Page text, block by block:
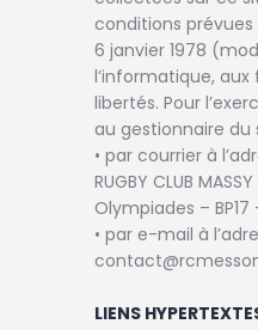
conditions prévues
6 janvier 1978
l’informatique,
libertés. Pour
au gestionnaire du
• par courrier à
RUGBY CLUB
Olympiades – BP17
• par e-mail à
LIENS